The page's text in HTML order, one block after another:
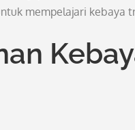
mempelajari kebaya